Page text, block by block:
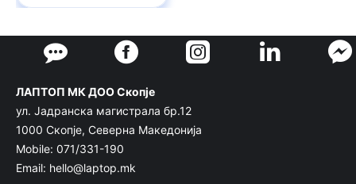
ЛАПТОП МК ДОО Скопје
ул. Јадранска магистрала бр.12
1000 Скопје, Северна Македонија
Mobile: 071/331-190
Email: hello@laptop.mk